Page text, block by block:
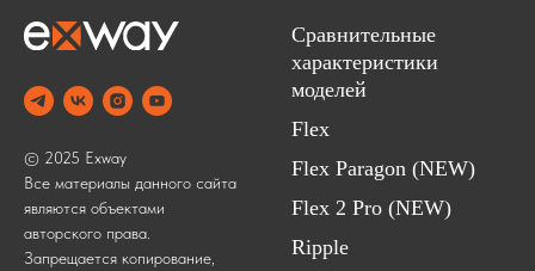
© 2025 Exway
Все материалы данного сайта
являются объектами
авторского права.
Запрещается копирование,
Сравнительные
характеристики
моделей
Flex
Flex Paragon (NEW)
Flex 2 Pro (NEW)
Ripple